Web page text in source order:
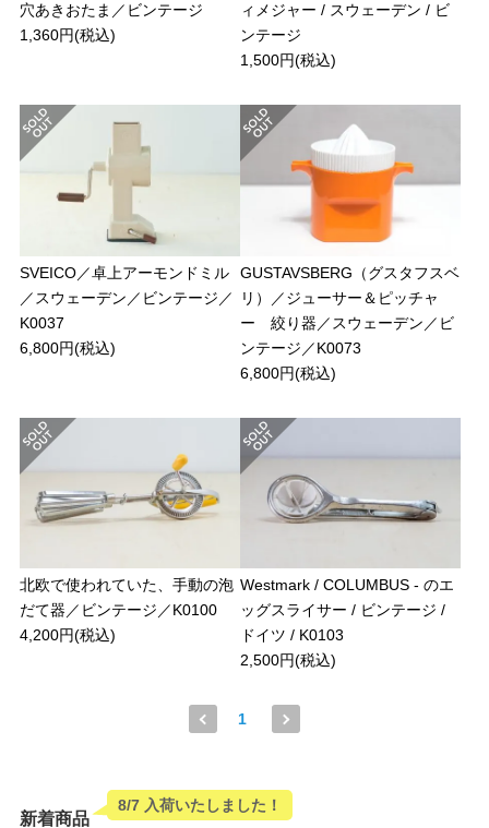
穴あきおたま／ビンテージ
1,360円(税込)
ィメジャー / スウェーデン / ビ
ンテージ
1,500円(税込)
SVEICO／卓上アーモンドミル
／スウェーデン／ビンテージ／
K0037
6,800円(税込)
GUSTAVSBERG（グスタフスベ
リ）／ジューサー＆ピッチャ
ー 絞り器／スウェーデン／ビ
ンテージ／K0073
6,800円(税込)
北欧で使われていた、手動の泡
だて器／ビンテージ／K0100
4,200円(税込)
Westmark / COLUMBUS - のエ
ッグスライサー / ビンテージ /
ドイツ / K0103
2,500円(税込)
1
新着商品
8/7 入荷いたしました！